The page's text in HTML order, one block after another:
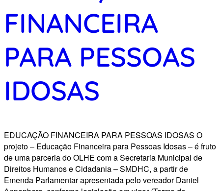
FINANCEIRA
PARA PESSOAS
IDOSAS
EDUCAÇÃO FINANCEIRA PARA PESSOAS IDOSAS O
projeto – Educação Financeira para Pessoas Idosas – é fruto
de uma parceria do OLHE com a Secretaria Municipal de
Direitos Humanos e Cidadania – SMDHC, a partir de
Emenda Parlamentar apresentada pelo vereador Daniel